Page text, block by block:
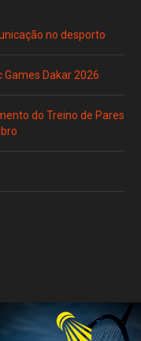
no desporto
Dakar 2026
do Treino de Pares